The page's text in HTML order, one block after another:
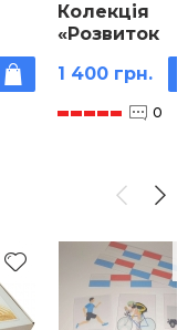
Колекція
«Розвиток
медоносної
бджоли»
1 400 грн.
0